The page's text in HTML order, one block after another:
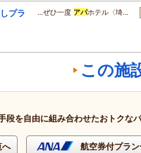
プラ
…ぜひ一度 アパホテル〈埼…
この施
段を自由に組み合わせたおトクな
へ 航空券付プラ